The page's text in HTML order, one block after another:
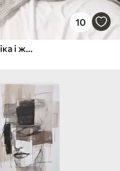
10
Мінімалістичні портрети чоловіка і жінки